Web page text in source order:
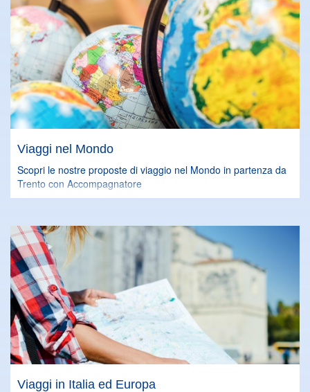
Viaggi nel Mondo
Scopri le nostre proposte di viaggio nel Mondo in partenza da
Trento con Accompagnatore
Viaggi in Italia ed Europa